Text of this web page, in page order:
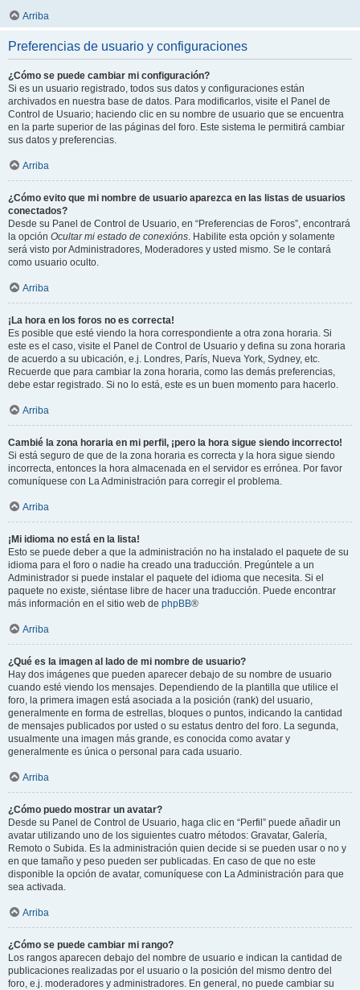
Arriba
Preferencias de usuario y configuraciones
¿Cómo se puede cambiar mi configuración?
Si es un usuario registrado, todos sus datos y configuraciones están
archivados en nuestra base de datos. Para modificarlos, visite el Panel de
Control de Usuario; haciendo clic en su nombre de usuario que se encuentra
en la parte superior de las páginas del foro. Este sistema le permitirá cambiar
sus datos y preferencias.
Arriba
¿Cómo evito que mi nombre de usuario aparezca en las listas de usuarios
conectados?
Desde su Panel de Control de Usuario, en “Preferencias de Foros”, encontrará
la opción Ocultar mi estado de conexións. Habilite esta opción y solamente
será visto por Administradores, Moderadores y usted mismo. Se le contará
como usuario oculto.
Arriba
¡La hora en los foros no es correcta!
Es posible que esté viendo la hora correspondiente a otra zona horaria. Si
este es el caso, visite el Panel de Control de Usuario y defina su zona horaria
de acuerdo a su ubicación, e.j. Londres, París, Nueva York, Sydney, etc.
Recuerde que para cambiar la zona horaria, como las demás preferencias,
debe estar registrado. Si no lo está, este es un buen momento para hacerlo.
Arriba
Cambié la zona horaria en mi perfil, ¡pero la hora sigue siendo incorrecto!
Si está seguro de que de la zona horaria es correcta y la hora sigue siendo
incorrecta, entonces la hora almacenada en el servidor es errónea. Por favor
comuníquese con La Administración para corregir el problema.
Arriba
¡Mi idioma no está en la lista!
Esto se puede deber a que la administración no ha instalado el paquete de su
idioma para el foro o nadie ha creado una traducción. Pregúntele a un
Administrador si puede instalar el paquete del idioma que necesita. Si el
paquete no existe, siéntase libre de hacer una traducción. Puede encontrar
más información en el sitio web de phpBB®
Arriba
¿Qué es la imagen al lado de mi nombre de usuario?
Hay dos imágenes que pueden aparecer debajo de su nombre de usuario
cuando esté viendo los mensajes. Dependiendo de la plantilla que utilice el
foro, la primera imagen está asociada a la posición (rank) del usuario,
generalmente en forma de estrellas, bloques o puntos, indicando la cantidad
de mensajes publicados por usted o su estatus dentro del foro. La segunda,
usualmente una imagen más grande, es conocida como avatar y
generalmente es única o personal para cada usuario.
Arriba
¿Cómo puedo mostrar un avatar?
Desde su Panel de Control de Usuario, haga clic en “Perfil” puede añadir un
avatar utilizando uno de los siguientes cuatro métodos: Gravatar, Galería,
Remoto o Subida. Es la administración quien decide si se pueden usar o no y
en que tamaño y peso pueden ser publicadas. En caso de que no este
disponible la opción de avatar, comuníquese con La Administración para que
sea activada.
Arriba
¿Cómo se puede cambiar mi rango?
Los rangos aparecen debajo del nombre de usuario e indican la cantidad de
publicaciones realizadas por el usuario o la posición del mismo dentro del
foro, e.j. moderadores y administradores. En general, no puede cambiar su